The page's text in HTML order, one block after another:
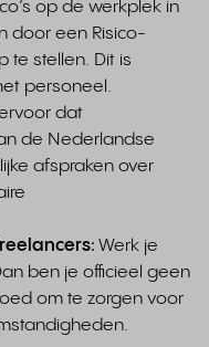
op de werkplek in
door een Risico-
te stellen. Dit is
personeel.
dat
de Nederlandse
afspraken over
Werk je
ben je officieel geen
om te zorgen voor